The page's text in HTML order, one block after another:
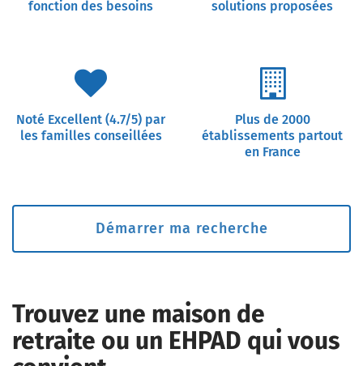
fonction des besoins
solutions proposées
Noté Excellent (4.7/5) par
les familles conseillées
Plus de 2000
établissements partout
en France
Démarrer ma recherche
Trouvez une maison de
retraite ou un EHPAD qui vous